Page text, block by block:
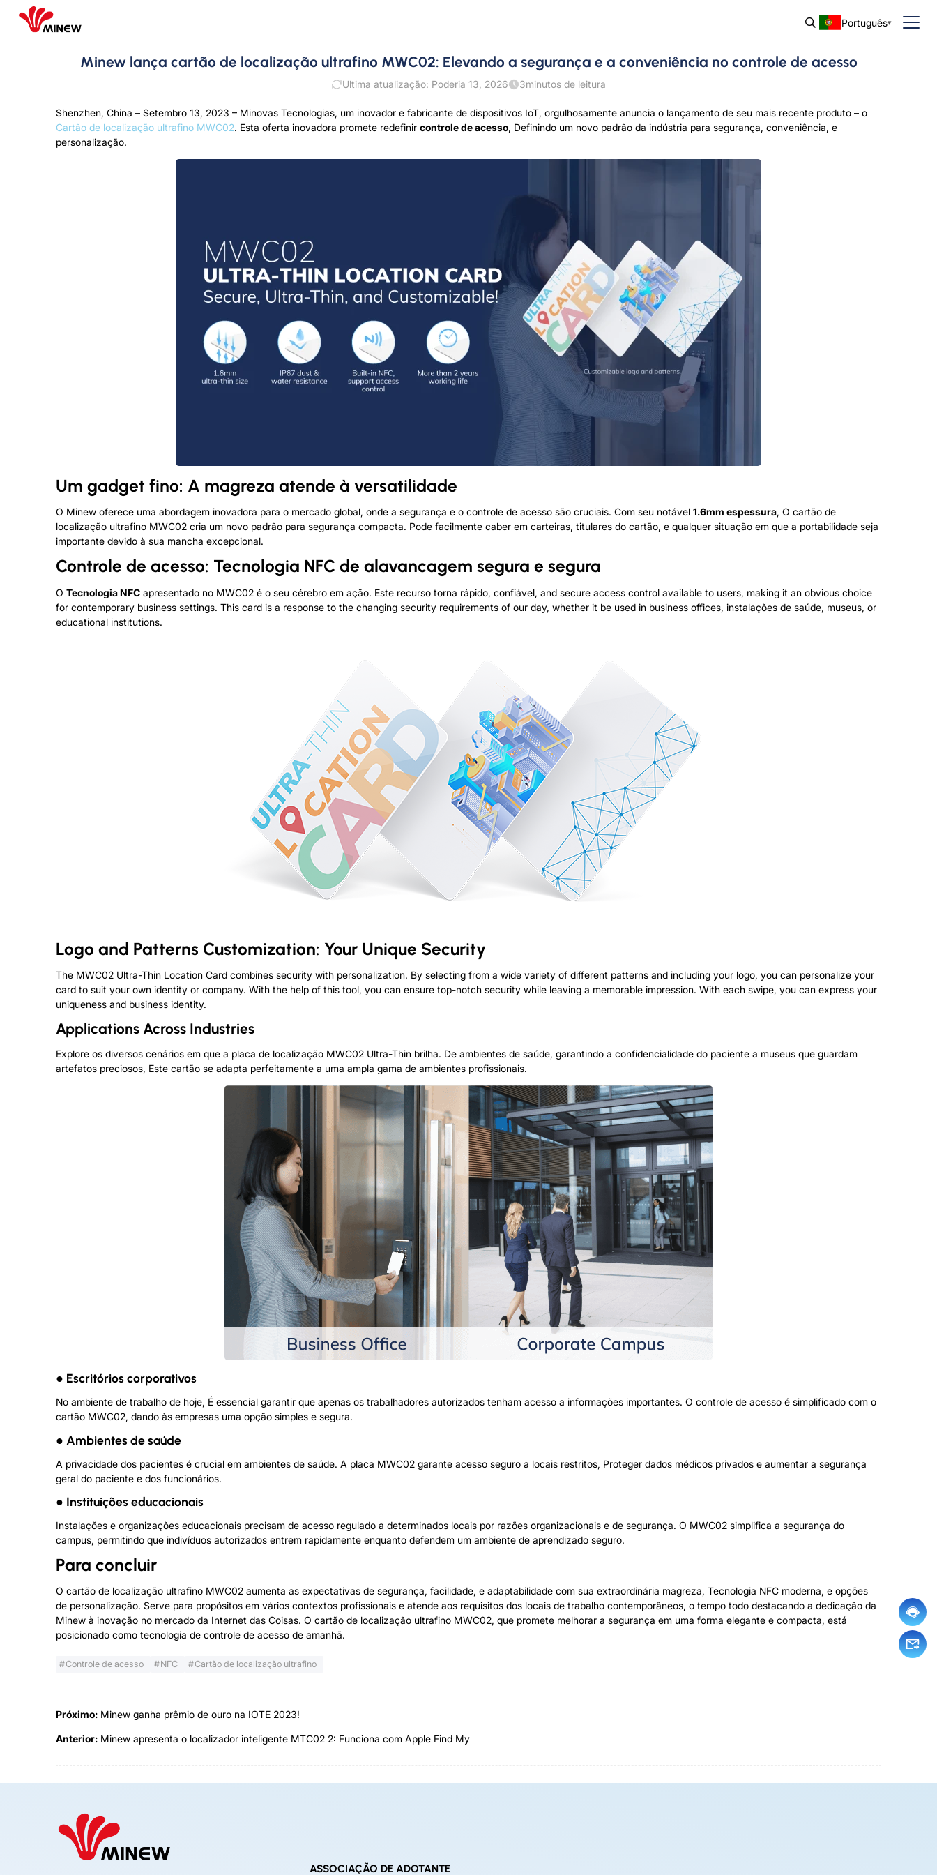
Português
Minew lança cartão de localização ultrafino MWC02: Elevando a segurança e a conveniência no controle de acesso
Ultima atualização: Poderia 13, 2026 3minutos de leitura
Shenzhen, China – Setembro 13, 2023 – Minovas Tecnologias, um inovador e fabricante de dispositivos IoT, orgulhosamente anuncia o lançamento de seu mais recente produto – o
Cartão de localização ultrafino MWC02. Esta oferta inovadora promete redefinir controle de acesso, Definindo um novo padrão da indústria para segurança, conveniência, e
personalização.
Um gadget fino: A magreza atende à versatilidade
O Minew oferece uma abordagem inovadora para o mercado global, onde a segurança e o controle de acesso são cruciais. Com seu notável 1.6mm espessura, O cartão de
localização ultrafino MWC02 cria um novo padrão para segurança compacta. Pode facilmente caber em carteiras, titulares do cartão, e qualquer situação em que a portabilidade seja
importante devido à sua mancha excepcional.
Controle de acesso: Tecnologia NFC de alavancagem segura e segura
O Tecnologia NFC apresentado no MWC02 é o seu cérebro em ação. Este recurso torna rápido, confiável, and secure access control available to users, making it an obvious choice
for contemporary business settings. This card is a response to the changing security requirements of our day, whether it be used in business offices, instalações de saúde, museus, or
educational institutions.
Logo and Patterns Customization: Your Unique Security
The MWC02 Ultra-Thin Location Card combines security with personalization. By selecting from a wide variety of different patterns and including your logo, you can personalize your
card to suit your own identity or company. With the help of this tool, you can ensure top-notch security while leaving a memorable impression. With each swipe, you can express your
uniqueness and business identity.
Applications Across Industries
Explore os diversos cenários em que a placa de localização MWC02 Ultra-Thin brilha. De ambientes de saúde, garantindo a confidencialidade do paciente a museus que guardam
artefatos preciosos, Este cartão se adapta perfeitamente a uma ampla gama de ambientes profissionais.
● Escritórios corporativos
No ambiente de trabalho de hoje, É essencial garantir que apenas os trabalhadores autorizados tenham acesso a informações importantes. O controle de acesso é simplificado com o
cartão MWC02, dando às empresas uma opção simples e segura.
● Ambientes de saúde
A privacidade dos pacientes é crucial em ambientes de saúde. A placa MWC02 garante acesso seguro a locais restritos, Proteger dados médicos privados e aumentar a segurança
geral do paciente e dos funcionários.
● Instituições educacionais
Instalações e organizações educacionais precisam de acesso regulado a determinados locais por razões organizacionais e de segurança. O MWC02 simplifica a segurança do
campus, permitindo que indivíduos autorizados entrem rapidamente enquanto defendem um ambiente de aprendizado seguro.
Para concluir
O cartão de localização ultrafino MWC02 aumenta as expectativas de segurança, facilidade, e adaptabilidade com sua extraordinária magreza, Tecnologia NFC moderna, e opções
de personalização. Serve para propósitos em vários contextos profissionais e atende aos requisitos dos locais de trabalho contemporâneos, o tempo todo destacando a dedicação da
Minew à inovação no mercado da Internet das Coisas. O cartão de localização ultrafino MWC02, que promete melhorar a segurança em uma forma elegante e compacta, está
posicionado como tecnologia de controle de acesso de amanhã.
Controle de acesso NFC Cartão de localização ultrafino
Próximo: Minew ganha prêmio de ouro na IOTE 2023!
Anterior: Minew apresenta o localizador inteligente MTC02 2: Funciona com Apple Find My
ASSOCIAÇÃO DE ADOTANTE